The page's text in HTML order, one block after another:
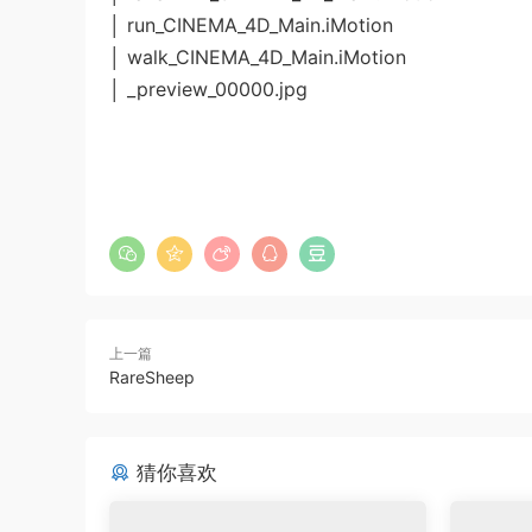
│ run_CINEMA_4D_Main.iMotion
│ walk_CINEMA_4D_Main.iMotion
│ _preview_00000.jpg
上一篇
RareSheep
猜你喜欢